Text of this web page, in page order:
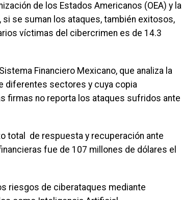
de los Estados Americanos (OEA) y la
si se suman los ataques, también exitosos,
víctimas del cibercrimen es de 14.3
Financiero Mexicano, que analiza la
diferentes sectores y cuya copia
firmas no reporta los ataques sufridos ante
total de respuesta y recuperación ante
fue de 107 millones de dólares el
riesgos de ciberataques mediante